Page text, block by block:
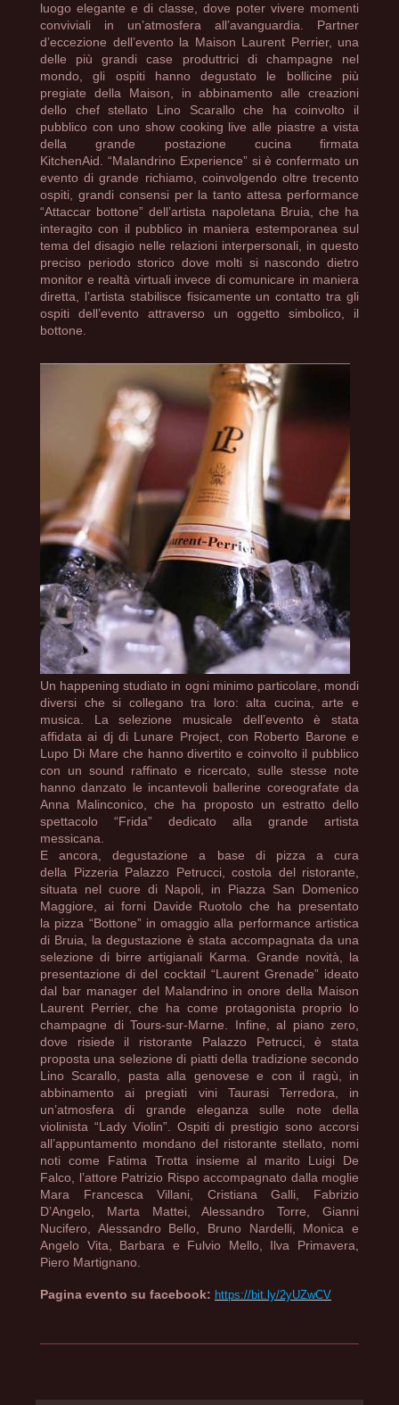
luogo elegante e di classe, dove poter vivere momenti
conviviali in un’atmosfera all’avanguardia. Partner
d’eccezione dell’evento la Maison Laurent Perrier, una
delle più grandi case produttrici di champagne nel
mondo, gli ospiti hanno degustato le bollicine più
pregiate della Maison, in abbinamento alle creazioni
dello chef stellato Lino Scarallo che ha coinvolto il
pubblico con uno show cooking live alle piastre a vista
della grande postazione cucina firmata
KitchenAid. “Malandrino Experience” si è confermato un
evento di grande richiamo, coinvolgendo oltre trecento
ospiti, grandi consensi per la tanto attesa performance
“Attaccar bottone” dell’artista napoletana Bruia, che ha
interagito con il pubblico in maniera estemporanea sul
tema del disagio nelle relazioni interpersonali, in questo
preciso periodo storico dove molti si nascondo dietro
monitor e realtà virtuali invece di comunicare in maniera
diretta, l’artista stabilisce fisicamente un contatto tra gli
ospiti dell’evento attraverso un oggetto simbolico, il
bottone.
Un happening studiato in ogni minimo particolare, mondi
diversi che si collegano tra loro: alta cucina, arte e
musica. La selezione musicale dell’evento è stata
affidata ai dj di Lunare Project, con Roberto Barone e
Lupo Di Mare che hanno divertito e coinvolto il pubblico
con un sound raffinato e ricercato, sulle stesse note
hanno danzato le incantevoli ballerine coreografate da
Anna Malinconico, che ha proposto un estratto dello
spettacolo “Frida” dedicato alla grande artista
messicana.
E ancora, degustazione a base di pizza a cura
della Pizzeria Palazzo Petrucci, costola del ristorante,
situata nel cuore di Napoli, in Piazza San Domenico
Maggiore, ai forni Davide Ruotolo che ha presentato
la pizza “Bottone” in omaggio alla performance artistica
di Bruia, la degustazione è stata accompagnata da una
selezione di birre artigianali Karma. Grande novità, la
presentazione di del cocktail “Laurent Grenade” ideato
dal bar manager del Malandrino in onore della Maison
Laurent Perrier, che ha come protagonista proprio lo
champagne di Tours-sur-Marne. Infine, al piano zero,
dove risiede il ristorante Palazzo Petrucci, è stata
proposta una selezione di piatti della tradizione secondo
Lino Scarallo, pasta alla genovese e con il ragù, in
abbinamento ai pregiati vini Taurasi Terredora, in
un’atmosfera di grande eleganza sulle note della
violinista “Lady Violin”. Ospiti di prestigio sono accorsi
all’appuntamento mondano del ristorante stellato, nomi
noti come Fatima Trotta insieme al marito Luigi De
Falco, l’attore Patrizio Rispo accompagnato dalla moglie
Mara Francesca Villani, Cristiana Galli, Fabrizio
D’Angelo, Marta Mattei, Alessandro Torre, Gianni
Nucifero, Alessandro Bello, Bruno Nardelli, Monica e
Angelo Vita, Barbara e Fulvio Mello, Ilva Primavera,
Piero Martignano.
Pagina evento su facebook: https://bit.ly/2yUZwCV